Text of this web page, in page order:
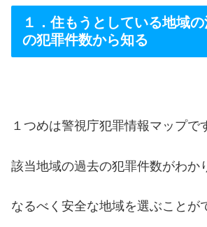
１．住もうとしている地域
の犯罪件数から知る
１つめは警視庁犯罪情報マップで
該当地域の過去の犯罪件数がわか
なるべく安全な地域を選ぶことが